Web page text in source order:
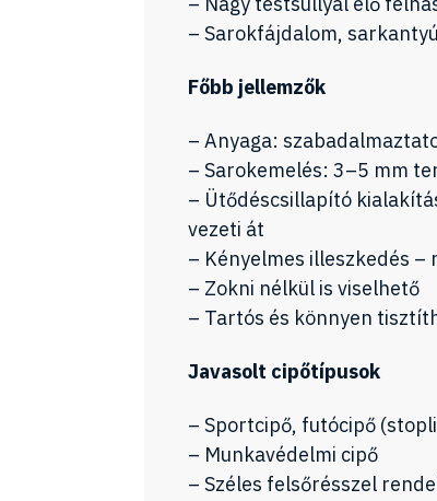
– Sarokfájdalom,
Főbb jellemzők
– Anyaga:
– Sarokemelés: 3–5 mm
– Ütődéscsillapító
vezeti át
– Kényelmes illeszkedés –
– Zokni nélkül is viselhető
– Tartós és könnyen
Javasolt cipőtípusok
– Sportcipő, futócipő
– Munkavédelmi cipő
– Széles felsőrésszel